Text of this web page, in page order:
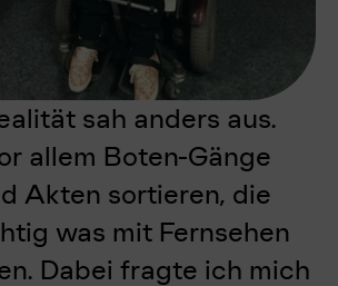
sah anders aus.
allem Boten-Gänge
Akten sortieren, die
was mit Fernsehen
Dabei fragte ich mich